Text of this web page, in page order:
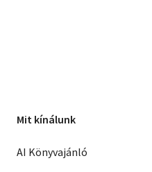
Mit kínálunk
AI Könyvajánló